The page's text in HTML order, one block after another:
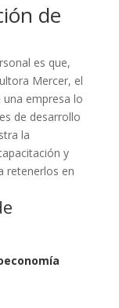
de
es que,
Mercer, el
empresa lo
de desarrollo
la
y
retenerlos en